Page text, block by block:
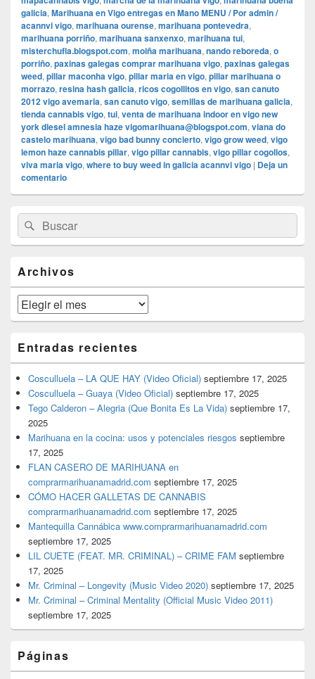
galicia, Marihuana en Vigo entregas en Mano MENU / Por admin /
acannvi vigo, marihuana ourense, marihuana pontevedra,
marihuana porriño, marihuana sanxenxo, marihuana tui,
misterchufla.blogspot.com, moiña marihuana, nando reboreda, o
porriño, paxinas galegas comprar marihuana vigo, paxinas galegas
weed, pillar maconha vigo, pillar maria en vigo, pillar marihuana o
morrazo, resina hash galicia, ricos cogollitos en vigo, san canuto
2012 vigo avemaria, san canuto vigo, semillas de marihuana galicia,
tienda cannabis vigo, tui, venta de marihuana indoor en vigo new
york diesel amnesia haze vigomarihuana@blogspot.com, viana do
castelo marihuana, vigo bad bunny concierto, vigo grow weed, vigo
lemon haze cannabis pillar, vigo pillar cannabis, vigo pillar cogollos,
viva maria vigo, where to buy weed in galicia acannvi vigo | Deja un
comentario
área
de
widget
lateral
primaria
Buscar
por:
Buscar
Archivos
Archivos
Entradas recientes
Cosculluela – LA QUE HAY (Video Oficial) septiembre 17, 2025
Cosculluela – Guaya (Video Oficial) septiembre 17, 2025
Tego Calderon – Alegria (Que Bonita Es La Vida) septiembre 17,
2025
Marihuana en la cocina: usos y potenciales riesgos septiembre
17, 2025
FLAN CASERO DE MARIHUANA en
comprarmarihuanamadrid.com septiembre 17, 2025
CÓMO HACER GALLETAS DE CANNABIS
comprarmarihuanamadrid.com septiembre 17, 2025
Mantequilla Cannábica www.comprarmarihuanamadrid.com
septiembre 17, 2025
LIL CUETE (FEAT. MR. CRIMINAL) – CRIME FAM septiembre
17, 2025
Mr. Criminal – Longevity (Music Video 2020) septiembre 17, 2025
Mr. Criminal – Criminal Mentality (Official Music Video 2011)
septiembre 17, 2025
Páginas